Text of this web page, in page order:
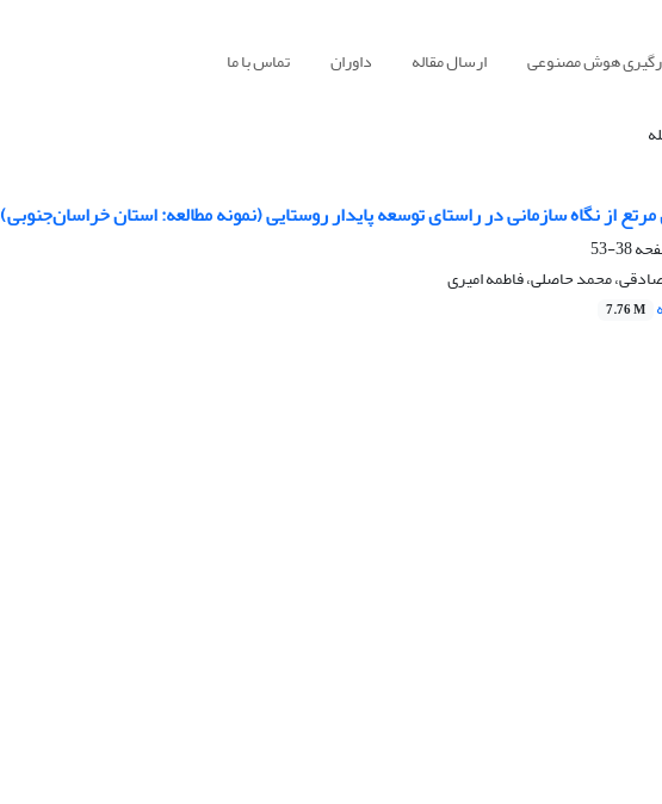
هوش مصنوعی ارسال مقاله داوران تماس با ما
از نگاه سازمانی در راستای توسعه پایدار روستایی (نمونه مطالعه: استان خراسان‌جنوبی)
38-53
محمد حاصلی، فاطمه امیری
7.76 M